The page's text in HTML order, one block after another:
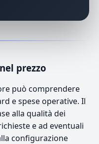
prezzo
può comprendere
e spese operative. Il
alla qualità dei
e ad eventuali
configurazione